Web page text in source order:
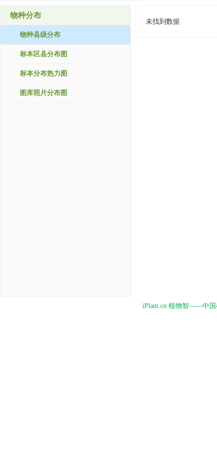
物种分布
物种县级分布
标本区县分布图
标本分布热力图
图库照片分布图
未找到数据
iPlant.cn 植物智——中国